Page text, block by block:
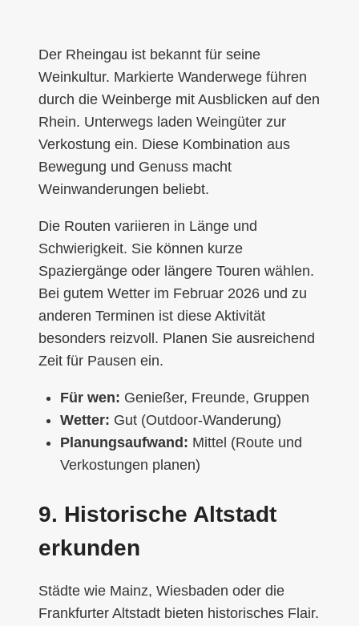
Der Rheingau ist bekannt für seine
Weinkultur. Markierte Wanderwege führen
durch die Weinberge mit Ausblicken auf den
Rhein. Unterwegs laden Weingüter zur
Verkostung ein. Diese Kombination aus
Bewegung und Genuss macht
Weinwanderungen beliebt.
Die Routen variieren in Länge und
Schwierigkeit. Sie können kurze
Spaziergänge oder längere Touren wählen.
Bei gutem Wetter im Februar 2026 und zu
anderen Terminen ist diese Aktivität
besonders reizvoll. Planen Sie ausreichend
Zeit für Pausen ein.
Für wen: Genießer, Freunde, Gruppen
Wetter: Gut (Outdoor-Wanderung)
Planungsaufwand: Mittel (Route und
Verkostungen planen)
9. Historische Altstadt
erkunden
Städte wie Mainz, Wiesbaden oder die
Frankfurter Altstadt bieten historisches Flair.